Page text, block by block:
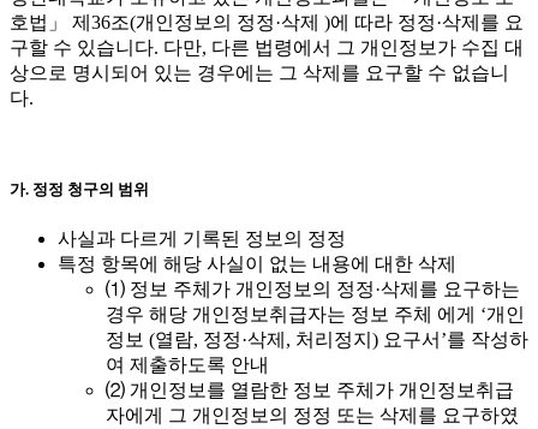
호법」 제36조(개인정보의 정정·삭제 )에 따라 정정·삭제를 요
구할 수 있습니다. 다만, 다른 법령에서 그 개인정보가 수집 대
상으로 명시되어 있는 경우에는 그 삭제를 요구할 수 없습니
다.
가. 정정 청구의 범위
사실과 다르게 기록된 정보의 정정
특정 항목에 해당 사실이 없는 내용에 대한 삭제
⑴ 정보 주체가 개인정보의 정정·삭제를 요구하는
경우 해당 개인정보취급자는 정보 주체 에게 ‘개인
정보 (열람, 정정·삭제, 처리정지) 요구서’를 작성하
여 제출하도록 안내
⑵ 개인정보를 열람한 정보 주체가 개인정보취급
자에게 그 개인정보의 정정 또는 삭제를 요구하였